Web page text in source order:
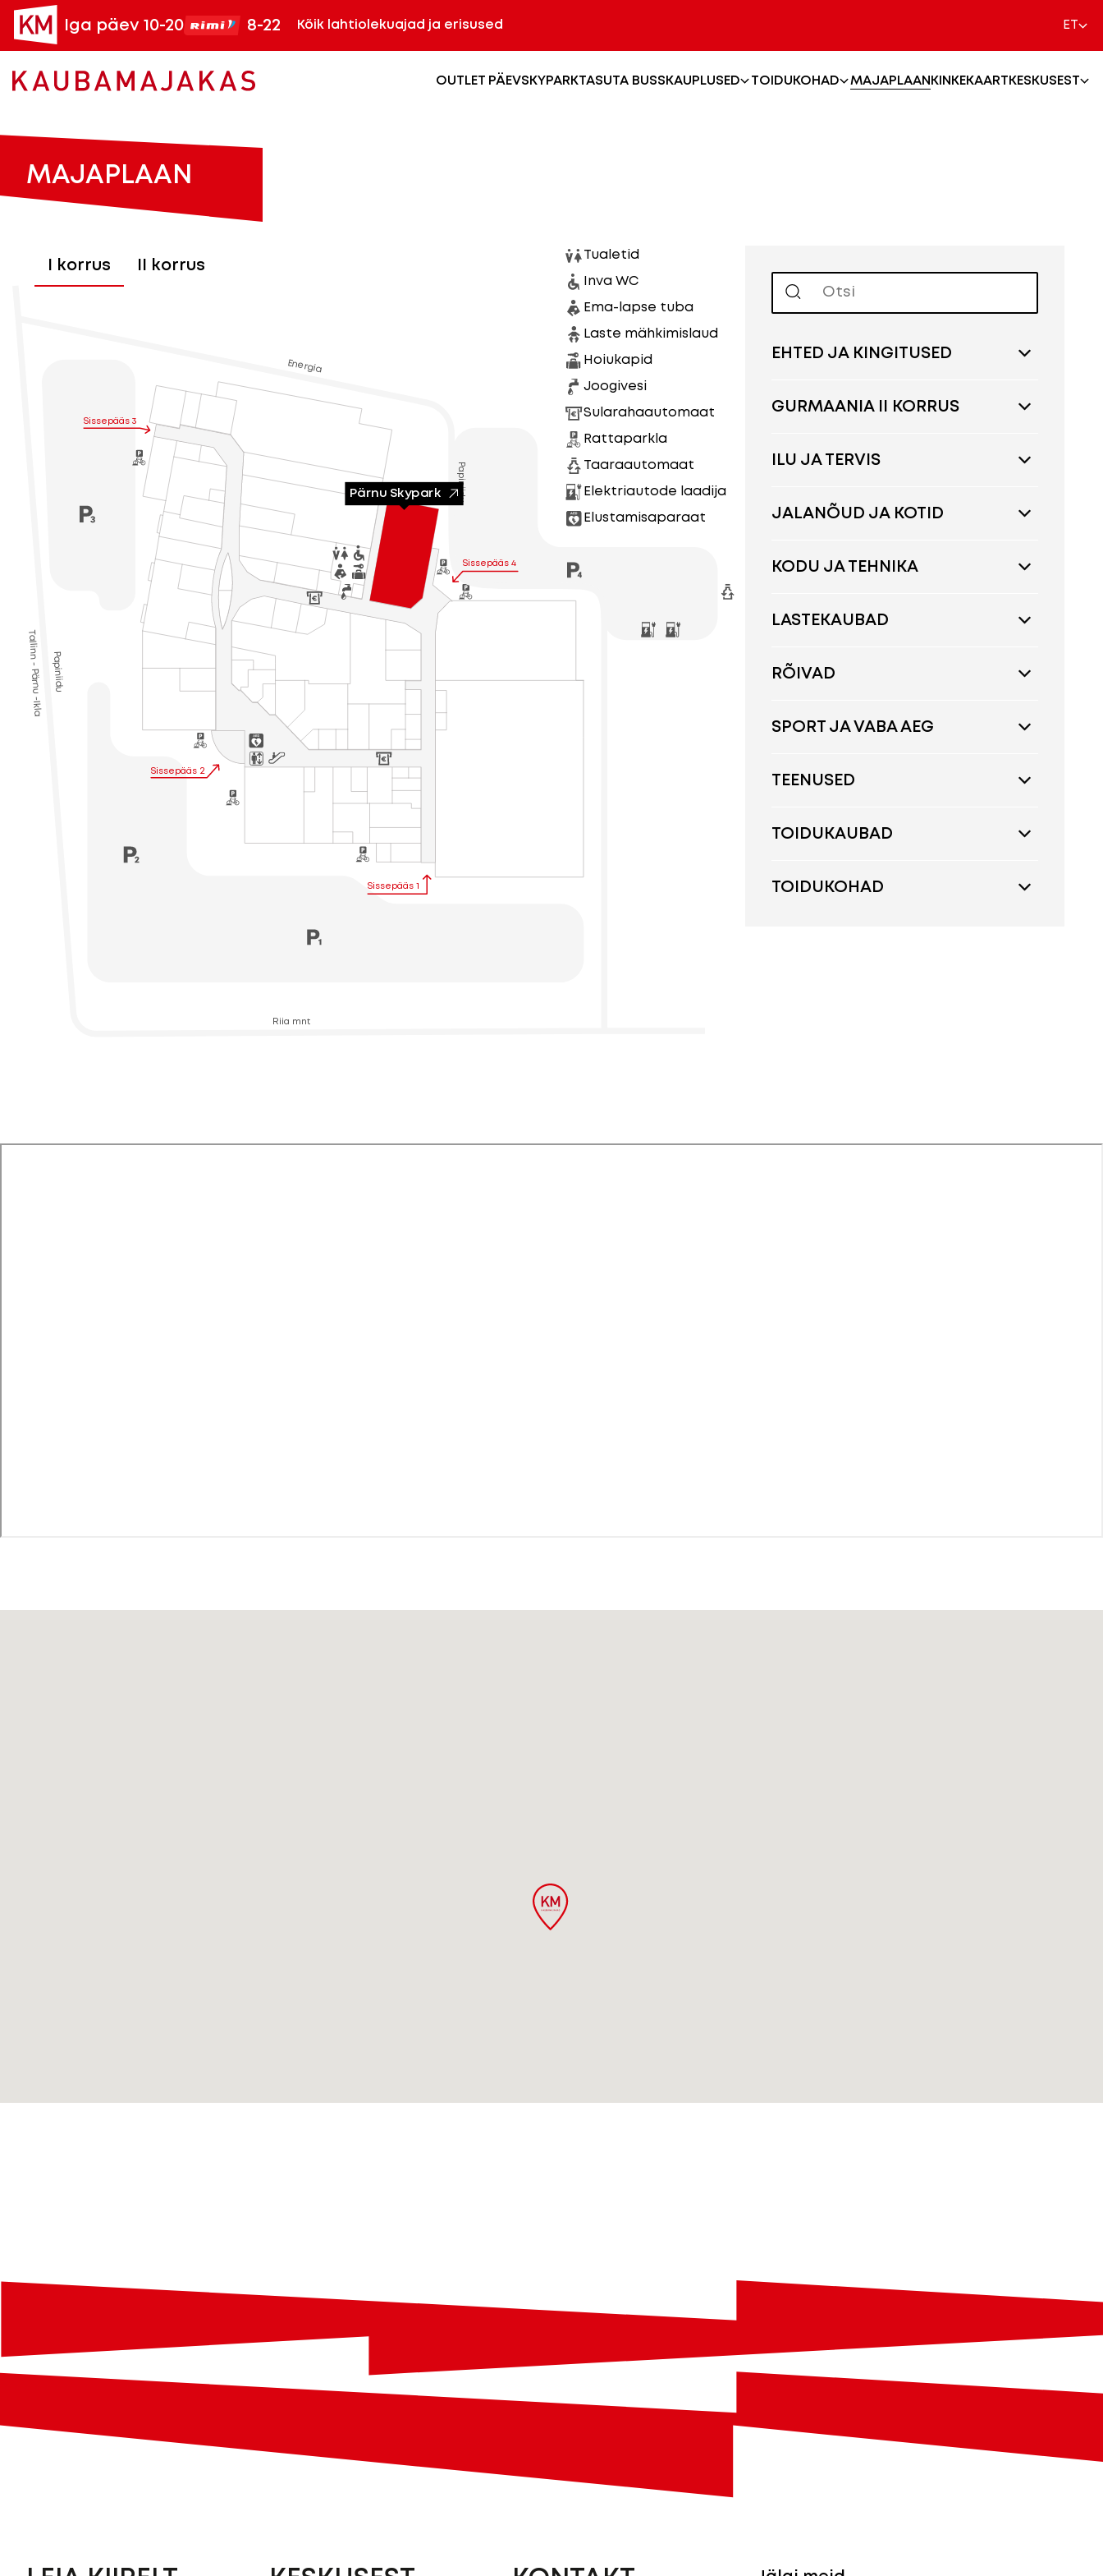
Iga päev 10-20 8-22 Kõik lahtiolekuajad ja erisused ET
OUTLET PÄEVSKYPARKTASUTA BUSS KAUPLUSED TOIDUKOHAD MAJAPLAAN KINKEKAART KESKUSEST
MAJAPLAAN
I korrus II korrus
Tualetid
Inva WC
Ema-lapse tuba
Laste mähkimislaud
Hoiukapid
Joogivesi
Sularahaautomaat
Rattaparkla
Taaraautomaat
Elektriautode laadija
Elustamisaparaat
Sissepääs 1
Riia mnt
Papiniidu
Papiniidu
Tallinn - Pärnu -Ikla
Sissepääs 4
Sissepääs 2
Sissepääs 3
Energia
Pärnu Skypark
EHTED JA KINGITUSED
GURMAANIA II KORRUS
ILU JA TERVIS
JALANÕUD JA KOTID
KODU JA TEHNIKA
LASTEKAUBAD
RÕIVAD
SPORT JA VABA AEG
TEENUSED
TOIDUKAUBAD
TOIDUKOHAD